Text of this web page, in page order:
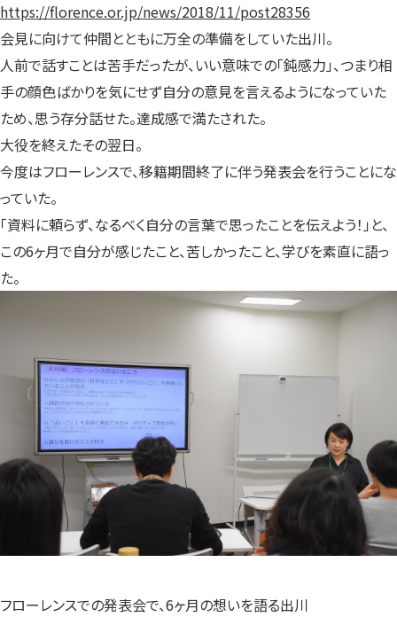
https://florence.or.jp/news/2018/11/post28356
会見に向けて仲間とともに万全の準備をしていた出川。
人前で話すことは苦手だったが、いい意味での「鈍感力」、つまり相
手の顔色ばかりを気にせず自分の意見を言えるようになっていた
ため、思う存分話せた。達成感で満たされた。
大役を終えたその翌日。
今度はフローレンスで、移籍期間終了に伴う発表会を行うことにな
っていた。
「資料に頼らず、なるべく自分の言葉で思ったことを伝えよう！」と、
この6ヶ月で自分が感じたこと、苦しかったこと、学びを素直に語っ
た。
フローレンスでの発表会で、6ヶ月の想いを語る出川